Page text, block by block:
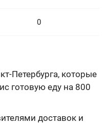
0
Петербурга, которые
готовую еду на 800
доставок и